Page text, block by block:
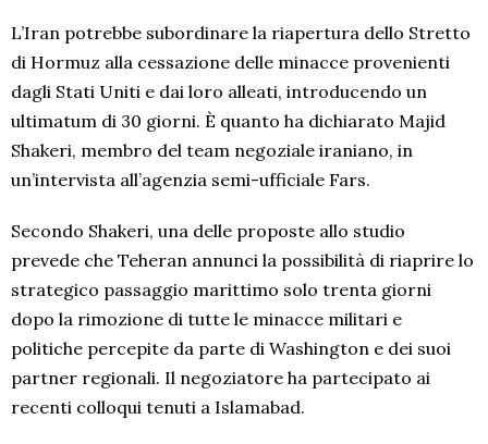
L’Iran potrebbe subordinare la riapertura dello Stretto
di Hormuz alla cessazione delle minacce provenienti
dagli Stati Uniti e dai loro alleati, introducendo un
ultimatum di 30 giorni. È quanto ha dichiarato Majid
Shakeri, membro del team negoziale iraniano, in
un’intervista all’agenzia semi-ufficiale Fars.
Secondo Shakeri, una delle proposte allo studio
prevede che Teheran annunci la possibilità di riaprire lo
strategico passaggio marittimo solo trenta giorni
dopo la rimozione di tutte le minacce militari e
politiche percepite da parte di Washington e dei suoi
partner regionali. Il negoziatore ha partecipato ai
recenti colloqui tenuti a Islamabad.